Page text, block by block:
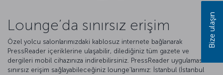
Lounge’da sınırsız erişim
Özel yolcu salonlarımızdaki kablosuz internete bağlanarak
PressReader içeriklerine ulaşabilir, dilediğiniz tüm gazete ve
dergileri mobil cihazınıza indirebilirsiniz. PressReader uygulamasına
sınırsız erişim sağlayabileceğiniz lounge’larımız: İstanbul (İstanbul
Bize ulaşın